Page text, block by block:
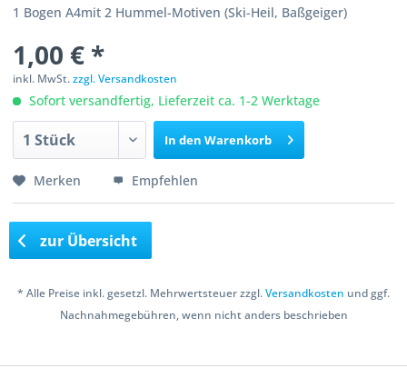
1 Bogen A4mit 2 Hummel-Motiven (Ski-Heil, Baßgeiger)
1,00 € *
inkl. MwSt.zzgl. Versandkosten
Sofort versandfertig, Lieferzeit ca. 1-2 Werktage
In den Warenkorb
Merken Empfehlen
zur Übersicht
* Alle Preise inkl. gesetzl. Mehrwertsteuer zzgl.Versandkosten und ggf.
Nachnahmegebühren, wenn nicht anders beschrieben